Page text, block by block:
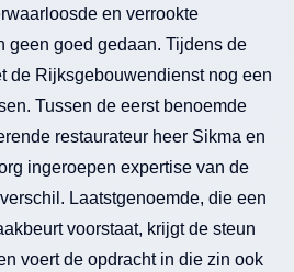
en verrookte
geen goed gedaan. Tijdens de
de Rijksgebouwendienst nog een
Tussen de eerst benoemde
restaurateur heer Sikma en
ingeroepen expertise van de
Laatstgenoemde, die een
voorstaat, krijgt de steun
voert de opdracht in die zin ook